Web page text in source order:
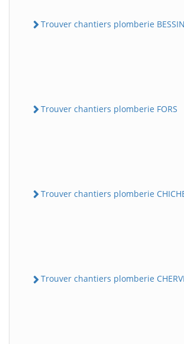
Trouver chantiers plomberie
Trouver chantiers plomberie FORS
Trouver chantiers plomberie
Trouver chantiers plomberie